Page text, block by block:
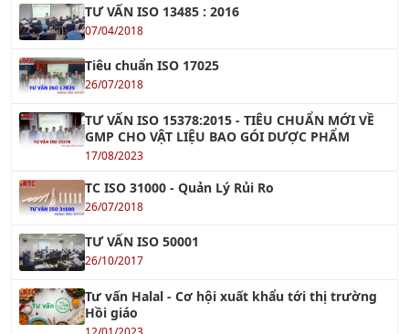
Tiêu chuẩn ISO 17025
26/07/2018
TƯ VẤN ISO 15378:2015 - TIÊU CHUẨN MỚI VỀ
GMP CHO VẬT LIỆU BAO GÓI DƯỢC PHẨM
17/08/2023
TC ISO 31000 - Quản Lý Rủi Ro
26/07/2018
TƯ VẤN ISO 50001
26/10/2017
Tư vấn Halal - Cơ hội xuất khẩu tới thị trường
Hồi giáo
12/01/2023
Tư Vấn Xây Dựng Hệ Thống KPI cho doanh